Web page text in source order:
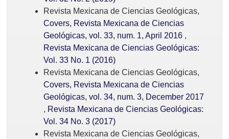
Revista Mexicana de Ciencias Geológicas,
Covers, Revista Mexicana de Ciencias
Geológicas, vol. 33, num. 1, April 2016 ,
Revista Mexicana de Ciencias Geológicas:
Vol. 33 No. 1 (2016)
Revista Mexicana de Ciencias Geológicas,
Covers, Revista Mexicana de Ciencias
Geológicas, vol. 34, num. 3, December 2017
, Revista Mexicana de Ciencias Geológicas:
Vol. 34 No. 3 (2017)
Revista Mexicana de Ciencias Geológicas,